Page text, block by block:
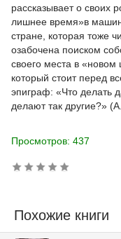
рассказывает о своих
лишнее время»в
стране, которая тоже
озабочена поиском
своего места в «новом
который стоит перед
эпиграф: «Что делать
делают так другие?»
Просмотров: 437
Похожие книги